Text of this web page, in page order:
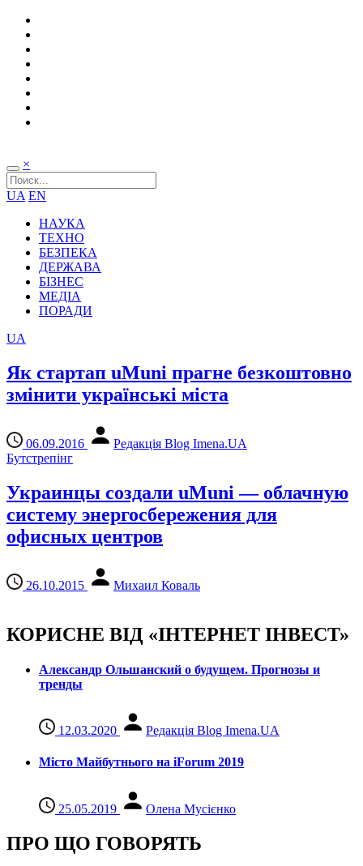
×
UA EN
НАУКА
ТЕХНО
БЕЗПЕКА
ДЕРЖАВА
БІЗНЕС
МЕДІА
ПОРАДИ
UA
Як стартап uMuni прагне безкоштовно
змінити українські міста
06.09.2016
Редакція Blog Imena.UA
Бутстрепінг
Украинцы создали uMuni — облачную
систему энергосбережения для
офисных центров
26.10.2015 Михаил Коваль
КОРИСНЕ ВІД «ІНТЕРНЕТ ІНВЕСТ»
Александр Ольшанский о будущем. Прогнозы и
тренды
12.03.2020 Редакція Blog Imena.UA
Місто Майбутнього на iForum 2019
25.05.2019 Олена Мусієнко
ПРО ЩО ГОВОРЯТЬ